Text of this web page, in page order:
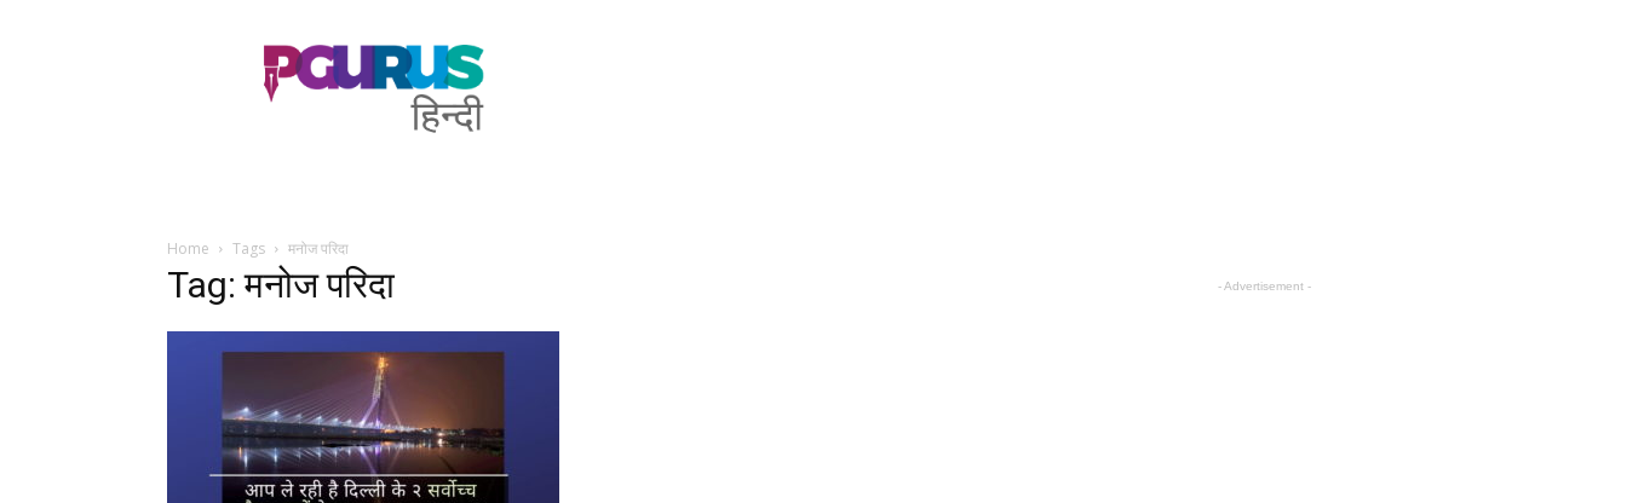
PGurus
Hindi
Home Tags मनोज परिदा
Tag: मनोज परिदा - Advertisement -